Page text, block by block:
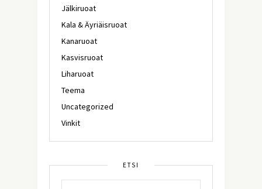
Jälkiruoat
Kala & Äyriäisruoat
Kanaruoat
Kasvisruoat
Liharuoat
Teema
Uncategorized
Vinkit
ETSI